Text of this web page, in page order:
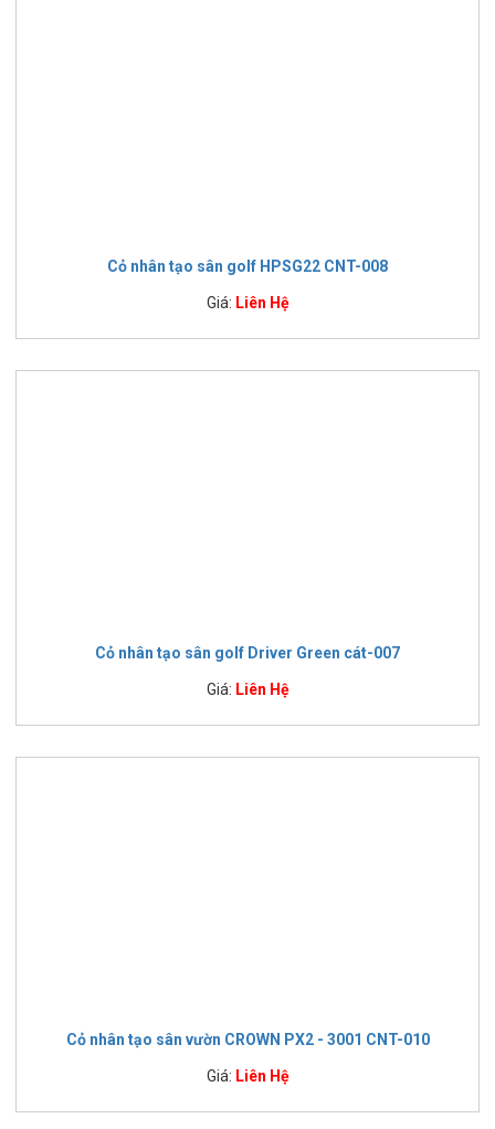
Cỏ nhân tạo sân golf HPSG22 CNT-008
Giá: Liên Hệ
Cỏ nhân tạo sân golf Driver Green cát-007
Giá: Liên Hệ
Cỏ nhân tạo sân vườn CROWN PX2 - 3001 CNT-010
Giá: Liên Hệ